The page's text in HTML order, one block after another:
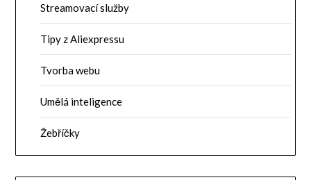
Streamovací služby
Tipy z Aliexpressu
Tvorba webu
Umělá inteligence
Žebříčky